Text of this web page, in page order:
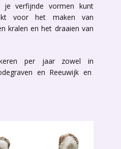
je verfijnde vormen kunt
voor het maken van
kralen en het draaien van
per jaar zowel in
en Reeuwijk en